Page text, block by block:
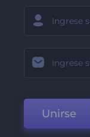
Unirse